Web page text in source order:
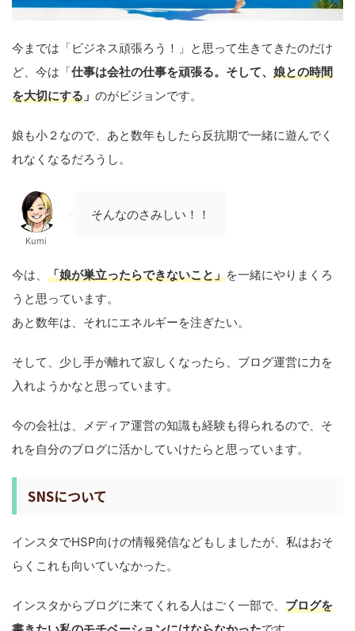
今までは「ビジネス頑張ろう！」と思って生きてきたのだけ
ど、今は「仕事は会社の仕事を頑張る。そして、 娘との時間
を大切にする 」 のがビジョンです。
娘も小２なので、あと数年もしたら反抗期で一緒に遊んでく
れなくなるだろうし。
Kumi
そんなのさみしい！！
今は、 「娘が巣立ったらできないこと」を一緒にやりまくろ
うと思っています。
あと数年は、それにエネルギーを注ぎたい。
そして、少し手が離れて寂しくなったら、ブログ運営に力を
入れようかなと思っています。
今の会社は、メディア運営の知識も経験も得られるので、そ
れを自分のブログに活かしていけたらと思っています。
SNSについて
インスタでHSP向けの情報発信などもしましたが、私はおそ
らくこれも向いていなかった。
インスタからブログに来てくれる人はごく一部で、 ブログを